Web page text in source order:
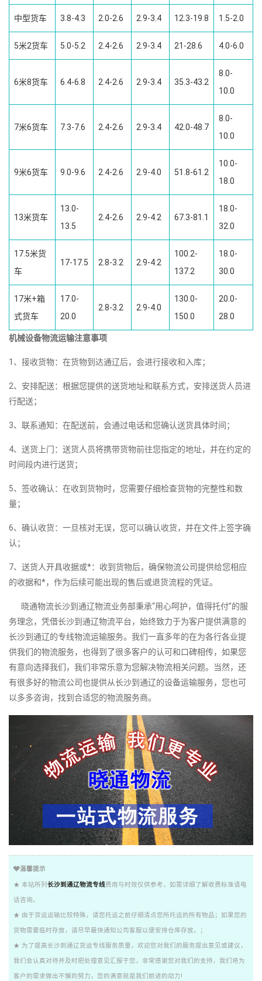
中型货车 3.8-4.3 2.0-2.6 2.9-3.4 12.3-19.8 1.5-2.0
5米2货车 5.0-5.2 2.4-2.6 2.9-3.4 21-28.6 4.0-6.0
6米8货车 6.4-6.8 2.4-2.6 2.9-3.4 35.3-43.2
8.0-
10.0
7米6货车 7.3-7.6 2.4-2.6 2.9-3.4 42.0-48.7
8.0-
10.0
9米6货车 9.0-9.6 2.4-2.6 2.9-4.0 51.8-61.2
10.0-
18.0
13米货车
13.0-
13.5
2.4-2.6 2.9-4.2 67.3-81.1
18.0-
32.0
17.5米货
车
17-17.5 2.8-3.2 2.9-4.2
100.2-
137.2
18.0-
30.0
17米+箱
式货车
17.0-
20.0
2.8-3.2 2.9-4.0
130.0-
150.0
20.0-
28.0
机械设备物流运输注意事项
1、接收货物：在货物到达通辽后，会进行接收和入库；
2、安排配送：根据您提供的送货地址和联系方式，安排送货人员进
行配送；
3、联系通知：在配送前，会通过电话和您确认送货具体时间；
4、送货上门：送货人员将携带货物前往您指定的地址，并在约定的
时间段内进行送货；
5、签收确认：在收到货物时，您需要仔细检查货物的完整性和数
量；
6、确认收货：一旦核对无误，您可以确认收货，并在文件上签字确
认；
7、送货人开具收据或*：收到货物后，确保物流公司提供给您相应
的收据和*，作为后续可能出现的售后或退货流程的凭证。
晓通物流长沙到通辽物流业务部秉承“用心呵护，值得托付”的服
务理念，凭借长沙到通辽物流平台，始终致力于为客户提供满意的
长沙到通辽的专线物流运输服务。我们一直多年的在为各行各业提
供我们的物流服务，也得到了很多客户的认可和口碑相传，如果您
有意向选择我们，我们非常乐意为您解决物流相关问题。当然，还
有很多好的物流公司也提供从长沙到通辽的设备运输服务，您也可
以多多咨询，找到合适您的物流服务商。
温馨提示
★ 本站所列 长沙到通辽物流专线费用与时效仅供参考，如需详细了解收费标准请电
话咨询。
★ 由于货运运输比较特殊，请您托运之前仔细清点您所托运的所有物品；如果您的
货物需要临时存放，请尽早最快通知公司客服以便安排仓库存放。；
★ 为了提高长沙到通辽货运专线服务质量，欢迎您对我们的服务提出意见或建议，
我们会认真对待并及时把处理意见汇报于您，非常感谢您对我们的支持，我们将为
客户的需求做出不懈的努力，您的满意就是我们前进的动力!